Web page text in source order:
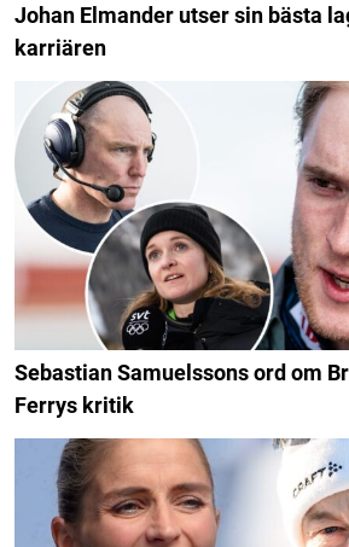
Johan Elmander utser sin bästa
karriären
Sebastian Samuelssons ord om
Ferrys kritik